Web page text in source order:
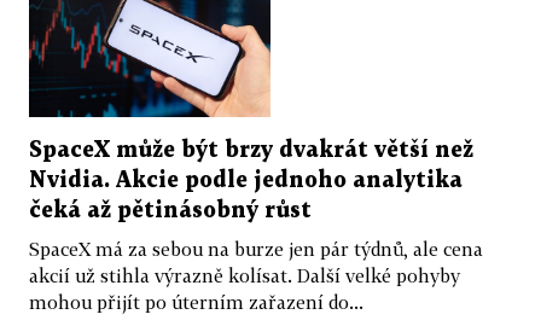
SpaceX může být brzy dvakrát větší než
Nvidia. Akcie podle jednoho analytika
čeká až pětinásobný růst
SpaceX má za sebou na burze jen pár týdnů, ale cena
akcií už stihla výrazně kolísat. Další velké pohyby
mohou přijít po úterním zařazení do...